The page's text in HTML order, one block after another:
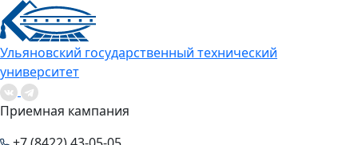
Ульяновский государственный технический
университет
Приемная кампания